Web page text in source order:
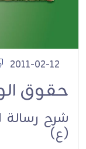
2011-02-12
حقوق
شرح رسالة
(ع)